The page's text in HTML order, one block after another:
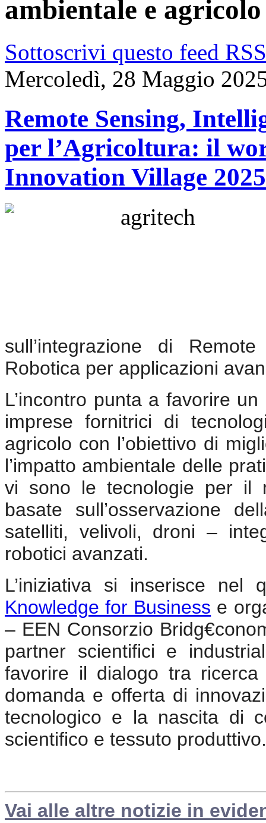
ambientale e agricolo
Sottoscrivi questo feed RSS
Mercoledì, 28 Maggio
Remote Sensing,
per l’Agricoltura: il
Innovation Village 2025
sull’integrazione di
Robotica per applicazioni
L’incontro punta a favorire
imprese fornitrici di
agricolo con l’obiettivo di
l’impatto ambientale delle
vi sono le tecnologie per il
basate sull’osservazione
satelliti, velivoli, droni –
robotici avanzati.
L’iniziativa si inserisce nel
Knowledge for Business e
– EEN Consorzio
partner scientifici e
favorire il dialogo tra ricerca
domanda e offerta di
tecnologico e la nascita di
scientifico e tessuto produttivo.
Vai alle altre notizie in